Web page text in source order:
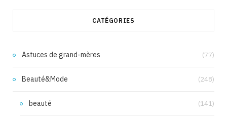
CATÉGORIES
Astuces de grand-mères (77)
Beauté&Mode (248)
beauté (141)